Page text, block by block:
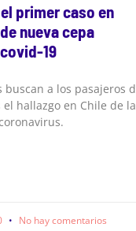
primer caso en
nueva cepa
19
buscan a los pasajeros
hallazgo en Chile de la
No hay comentarios